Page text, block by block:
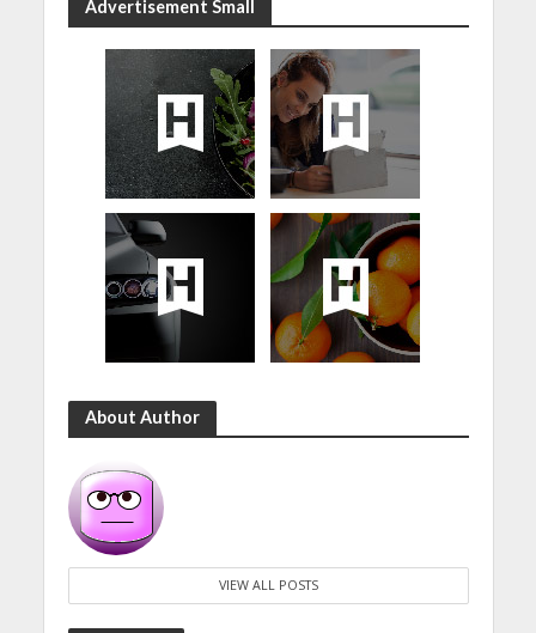
Advertisement Small
About Author
VIEW ALL POSTS